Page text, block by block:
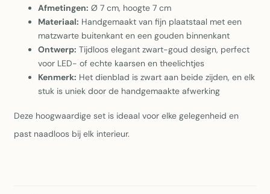
Afmetingen: Ø 7 cm, hoogte 7 cm
Materiaal: Handgemaakt van fijn plaatstaal met een
matzwarte buitenkant en een gouden binnenkant
Ontwerp: Tijdloos elegant zwart-goud design, perfect
voor LED- of echte kaarsen en theelichtjes
Kenmerk: Het dienblad is zwart aan beide zijden, en elk
stuk is uniek door de handgemaakte afwerking
Deze hoogwaardige set is ideaal voor elke gelegenheid en
past naadloos bij elk interieur.